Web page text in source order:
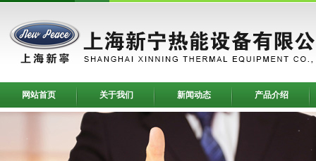
网站首页 关于我们 新闻动态 产品介绍